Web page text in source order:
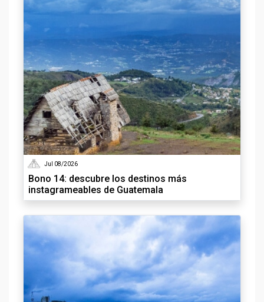
Jul 08/2026
Bono 14: descubre los destinos más
instagrameables de Guatemala